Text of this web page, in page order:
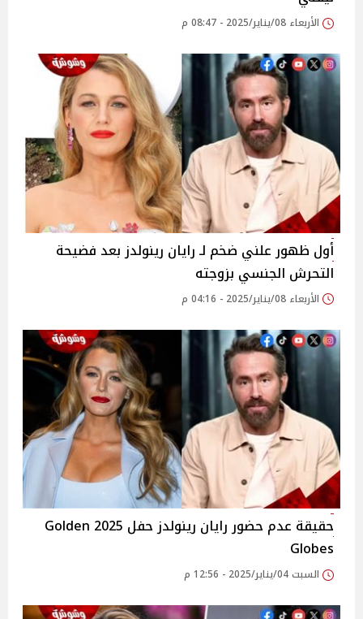
الأربعاء 08/يناير/2025 - 08:47 م
أول ظهور علني ضخم لـ رايان رينولدز بعد فضيحة
التحرش الجنسي بزوجته
الأربعاء 08/يناير/2025 - 04:16 م
حقيقة عدم حضور رايان رينولدز حفل 2025 Golden
Globes
السبت 04/يناير/2025 - 12:56 م